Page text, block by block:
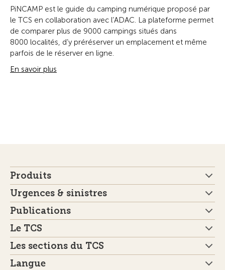
PiNCAMP est le guide du camping numérique proposé par
le TCS en collaboration avec l’ADAC. La plateforme permet
de comparer plus de 9000 campings situés dans
8000 localités, d’y préréserver un emplacement et même
parfois de le réserver en ligne.
En savoir plus
Produits
Urgences & sinistres
Publications
Le TCS
Les sections du TCS
Langue